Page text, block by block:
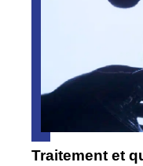
Traitement et